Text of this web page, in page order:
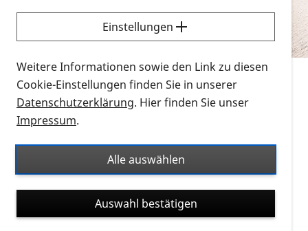
Sie möchten wissen, wie Sie nach Infonmaterial
suchen und dieses bestellen bzw. herunterladen
können? Schauen Sie sich dieErklärvideos zum
Thema Infomaterial auf der PRO RETINA-Website
für blinde und sehbehinderte Menschen an.
Auf dieser Seite finden Sie sämtliches Infomaterial
Ort. Nutzen Sie den Formatfilter, um ausschließlich
nach Flyern und Broschüren, Audios oder Videos zu
suchen. Die meisten Flyer und Broschüren werden in
verschiedenen Formaten angeboten: zur
postalischen Bestellung als gedruckte Variante
Einstellungen
Weitere Informationen sowie den Link zu diesen
Cookie-Einstellungen finden Sie in unserer
Datenschutzerklärung. Hier finden Sie unser
Impressum.
Alle auswählen
Auswahl bestätigen